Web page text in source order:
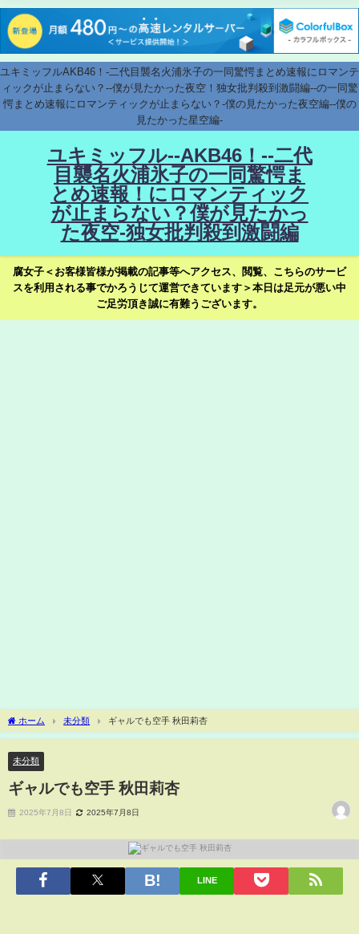
ユキミッフルAKB46！-二代目襲名火浦氷子の一同驚愕まとめ速報にロマンテ
ィックが止まらない？--僕が見たかった夜空！独女批判殺到激闘編--の一同驚
愕まとめ速報にロマンティックが止まらない？-僕の見たかった夜空編--僕の
見たかった星空編-
ユキミッフル--AKB46！--二代
目襲名火浦氷子の一同驚愕ま
とめ速報！にロマンティック
が止まらない？僕が見たかっ
た夜空-独女批判殺到激闘編
腐女子＜お客様皆様が掲載の記事等へアクセス、閲覧、こちらのサービ
スを利用される事でかろうじて運営できています＞本日は足元が悪い中
ご足労頂き誠に有難うございます。
ホーム 未分類 ギャルでも空手 秋田莉杏
未分類
ギャルでも空手 秋田莉杏
2025年7月8日 2025年7月8日
LINE